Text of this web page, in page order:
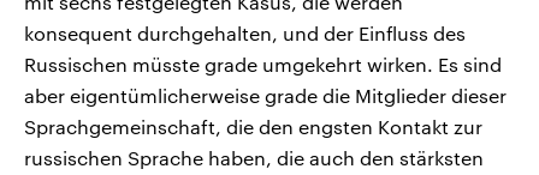
konsequent durchgehalten, und der Einfluss des
Russischen müsste grade umgekehrt wirken. Es sind
aber eigentümlicherweise grade die Mitglieder dieser
Sprachgemeinschaft, die den engsten Kontakt zur
russischen Sprache haben, die auch den stärksten